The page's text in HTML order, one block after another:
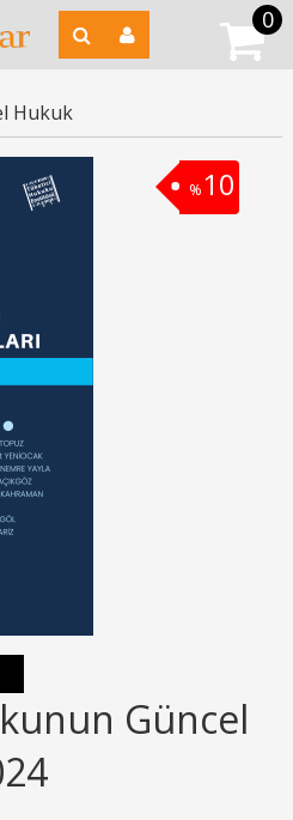
0
Hukuk
%10
Güncel